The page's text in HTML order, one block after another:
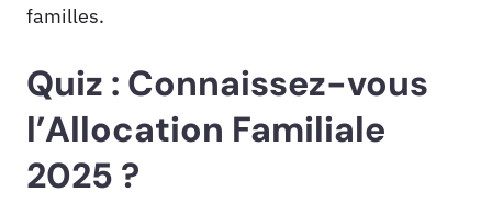
familles.
Quiz : Connaissez-vous
l’Allocation Familiale
2025 ?